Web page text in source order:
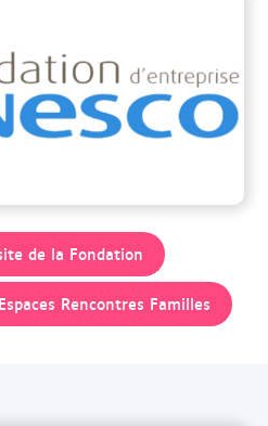
de la Fondation
Rencontres Familles